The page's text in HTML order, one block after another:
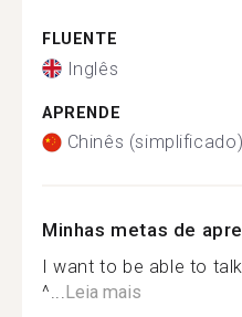
FLUENTE
Inglês
APRENDE
Chinês (simplificado)
Minhas metas de
I want to be able to
^...Leia mais